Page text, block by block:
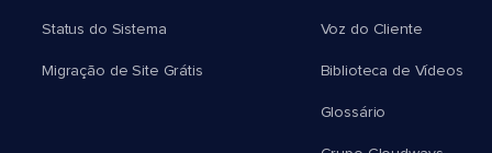
Status do Sistema
Migração de Site Grátis
Voz do Cliente
Biblioteca de Vídeos
Glossário